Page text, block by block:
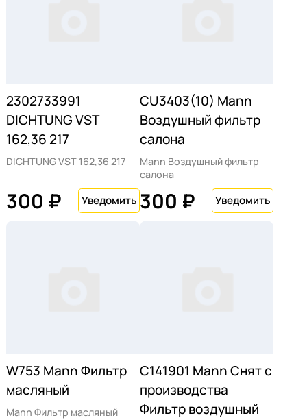
2302733991
DICHTUNG VST
162,36 217
DICHTUNG VST 162,36 217
300 ₽
CU3403(10) Mann
Воздушный фильтр
салона
Mann Воздушный фильтр
салона
300 ₽
W753 Mann Фильтр
масляный
Mann Фильтр масляный
C141901 Mann Снят с
производства
Фильтр воздушный